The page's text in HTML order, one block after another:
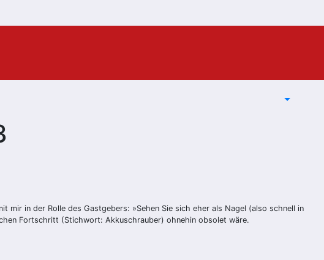
in der Rolle des Gastgebers: »Sehen Sie sich eher als Nagel (also schnell in
Fortschritt (Stichwort: Akkuschrauber) ohnehin obsolet wäre.